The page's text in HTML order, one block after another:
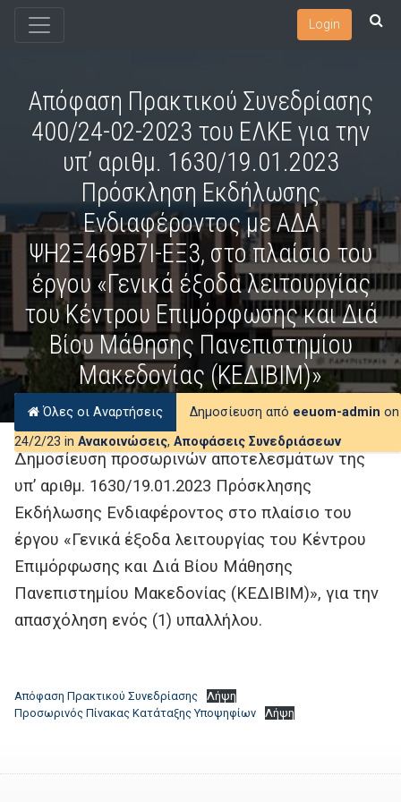
Login
Απόφαση Πρακτικού Συνεδρίασης
400/24-02-2023 του ΕΛΚΕ για την
υπ’ αριθμ. 1630/19.01.2023
Πρόσκληση Εκδήλωσης
Ενδιαφέροντος με ΑΔΑ
ΨΗ2Ξ469Β7Ι-ΕΞ3, στο πλαίσιο του
έργου «Γενικά έξοδα λειτουργίας
του Κέντρου Επιμόρφωσης και Διά
Βίου Μάθησης Πανεπιστημίου
Μακεδονίας (ΚΕΔΙΒΙΜ)»
Όλες οι Αναρτήσεις Δημοσίευση από eeuom-admin on
24/2/23 in Ανακοινώσεις, Αποφάσεις Συνεδριάσεων
Δημοσίευση προσωρινών αποτελεσμάτων της
υπ’ αριθμ. 1630/19.01.2023 Πρόσκλησης
Εκδήλωσης Ενδιαφέροντος στο πλαίσιο του
έργου «Γενικά έξοδα λειτουργίας του Κέντρου
Επιμόρφωσης και Διά Βίου Μάθησης
Πανεπιστημίου Μακεδονίας (ΚΕΔΙΒΙΜ)», για την
απασχόληση ενός (1) υπαλλήλου.
Απόφαση Πρακτικού Συνεδρίασης
Λήψη
Προσωρινός Πίνακας Κατάταξης Υποψηφίων
Λήψη